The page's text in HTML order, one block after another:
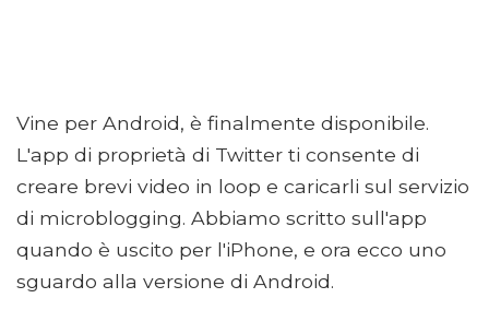
Vine per Android, è finalmente disponibile.
L'app di proprietà di Twitter ti consente di
creare brevi video in loop e caricarli sul servizio
di microblogging. Abbiamo scritto sull'app
quando è uscito per l'iPhone, e ora ecco uno
sguardo alla versione di Android.